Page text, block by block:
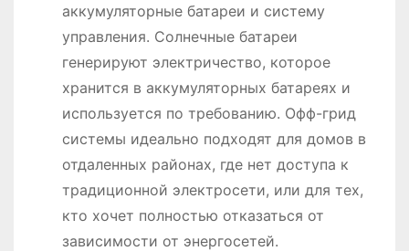
аккумуляторные батареи и систему
управления. Солнечные батареи
генерируют электричество, которое
хранится в аккумуляторных батареях и
используется по требованию. Офф-грид
системы идеально подходят для домов в
отдаленных районах, где нет доступа к
традиционной электросети, или для тех,
кто хочет полностью отказаться от
зависимости от энергосетей.